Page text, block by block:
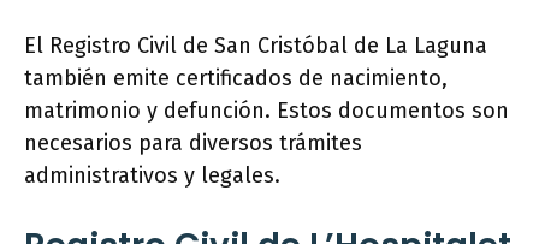
El Registro Civil de San Cristóbal de La Laguna
también emite certificados de nacimiento,
matrimonio y defunción. Estos documentos son
necesarios para diversos trámites
administrativos y legales.